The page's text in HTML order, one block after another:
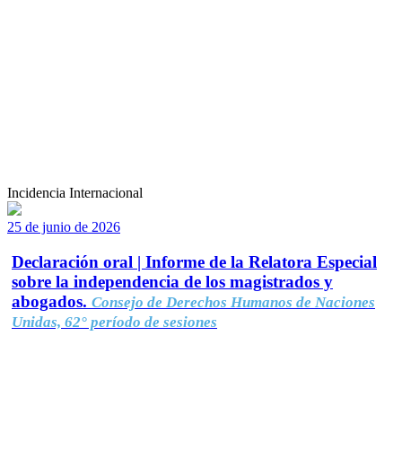
Incidencia Internacional
25 de junio de 2026
Declaración oral | Informe de la Relatora Especial
sobre la independencia de los magistrados y
abogados. Consejo de Derechos Humanos de Naciones
Unidas, 62° período de sesiones